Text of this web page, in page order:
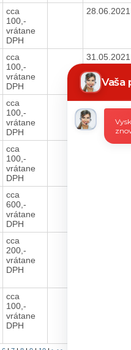
cca
100,-
vrátane
DPH
28.06.2021
cca
100,-
vrátane
DPH
31.05.2021
cca
100,-
vrátane
DPH
cca
100,-
vrátane
DPH
cca
600,-
vrátane
DPH
cca
200,-
vrátane
DPH
cca
100,-
vrátane
DPH
Vaša
Chatbot
píše